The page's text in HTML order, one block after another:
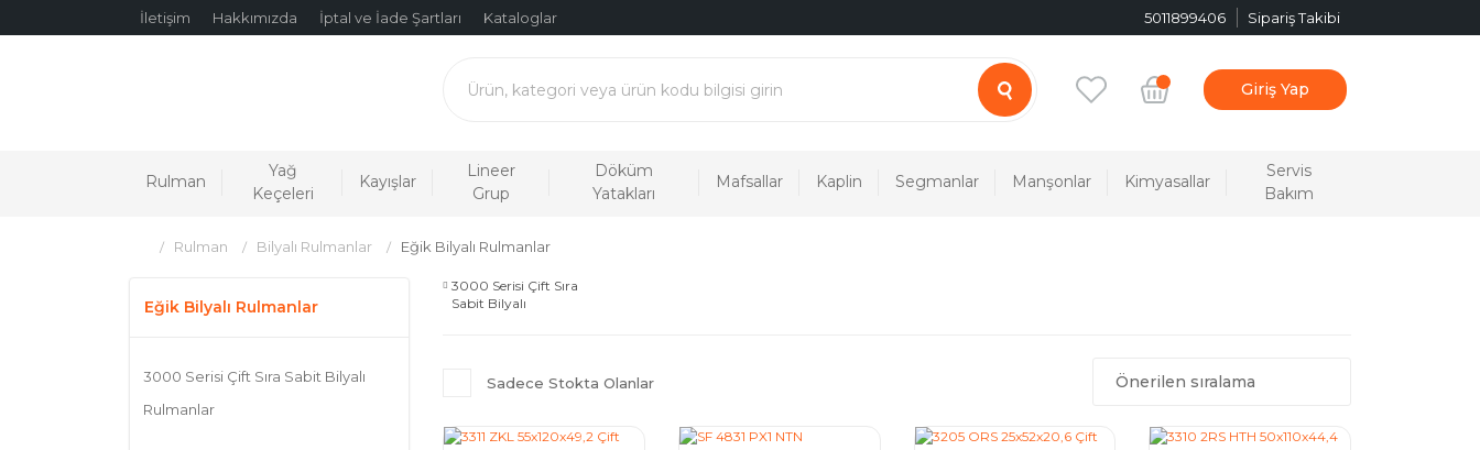
İletişim Hakkımızda İptal ve İade Şartları Kataloglar 5011899406 Sipariş Takibi
Giriş Yap
Rulman
Yağ
Keçeleri
Kayışlar
Lineer
Grup
Döküm
Yatakları
Mafsallar Kaplin Segmanlar Manşonlar Kimyasallar
Servis
Bakım
Rulman Bilyalı Rulmanlar Eğik Bilyalı Rulmanlar
Eğik Bilyalı Rulmanlar
3000 Serisi Çift Sıra Sabit Bilyalı
Rulmanlar
3000 Serisi Çift Sıra
Sabit Bilyalı
Sadece Stokta Olanlar